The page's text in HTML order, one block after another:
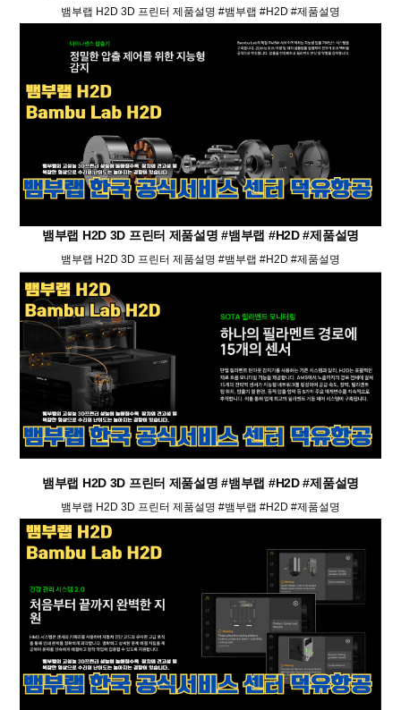
뱀부랩 H2D 3D 프린터 제품설명 #뱀부랩 #H2D #제품설명
뱀부랩 H2D 3D 프린터 제품설명 #뱀부랩 #H2D #제품설명
뱀부랩 H2D 3D 프린터 제품설명 #뱀부랩 #H2D #제품설명
뱀부랩 H2D 3D 프린터 제품설명 #뱀부랩 #H2D #제품설명
뱀부랩 H2D 3D 프린터 제품설명 #뱀부랩 #H2D #제품설명